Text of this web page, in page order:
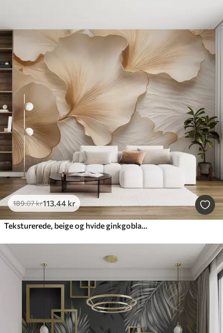
189.07kr113.44 kr
Teksturerede, beige og hvide ginkgoblader med delikat organisk print